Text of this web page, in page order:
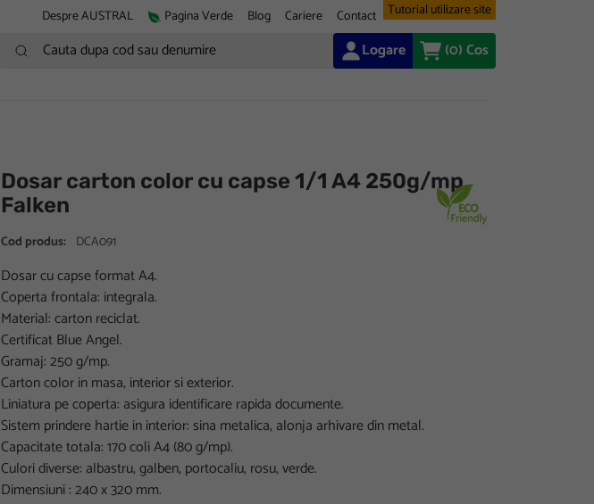
Despre AUSTRAL Pagina Verde Blog Cariere Contact Tutorial utilizare site
Cauta dupa cod sau denumire Logare (0)Cos
Dosar carton color cu capse 1/1 A4 250g/mp
Falken
Cod produs: DCA091
Dosar cu capse format A4.
Coperta frontala: integrala.
Material: carton reciclat.
Certificat Blue Angel.
Gramaj: 250 g/mp.
Carton color in masa, interior si exterior.
Liniatura pe coperta: asigura identificare rapida documente.
Sistem prindere hartie in interior: sina metalica, alonja arhivare din metal.
Capacitate totala: 170 coli A4 (80 g/mp).
Culori diverse: albastru, galben, portocaliu, rosu, verde.
Dimensiuni : 240 x 320 mm.